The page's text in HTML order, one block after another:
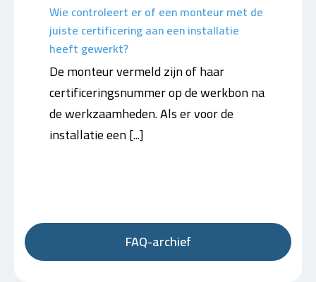
Wie controleert er of een monteur met de
juiste certificering aan een installatie
heeft gewerkt?
De monteur vermeld zijn of haar
certificeringsnummer op de werkbon na
de werkzaamheden. Als er voor de
installatie een [...]
FAQ-archief